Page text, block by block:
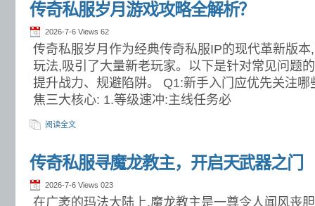
传奇私服岁月游戏攻略全解析？
2026-7-6 Views 62
传奇私服岁月作为经典传奇私服IP的现代革新版
玩法,吸引了大量新老玩家。以下是针对常见问题
提升战力、规避陷阱。 Q1:新手入门应优先关注
焦三大核心: 1.等级速冲:主线任务必
阅读全文
传奇私服寻魔龙教主，开启天武器之门
2026-7-6 Views 023
在广袤的玛法大陆上,魔龙教主是一尊令人闻风丧